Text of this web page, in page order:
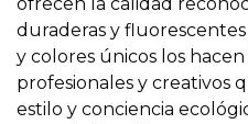
duraderas y
y colores únicos los
profesionales y creativos
estilo y conciencia